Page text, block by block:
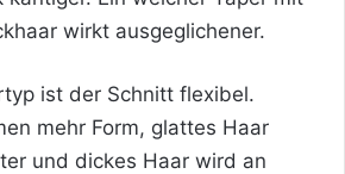
wirkt ausgeglichener.
ist der Schnitt flexibel.
mehr Form, glattes Haar
und dickes Haar wird an